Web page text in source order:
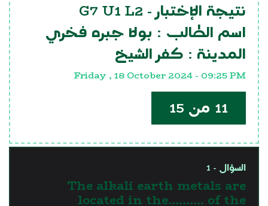
نتيجة الإختبار - G7 U1 L2
اسم الطالب : بولا جبره فخري
المدينة : كفر الشيخ
Friday , 18 October 2024 - 09:25 PM
11 من 15
السؤال - 1
The alkali earth metals are
located in the.......... of the